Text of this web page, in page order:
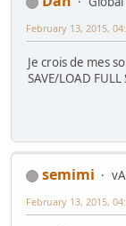
February 13, 2015,
Je crois de mes
SAVE/LOAD FULL
semimi
February 13, 2015,